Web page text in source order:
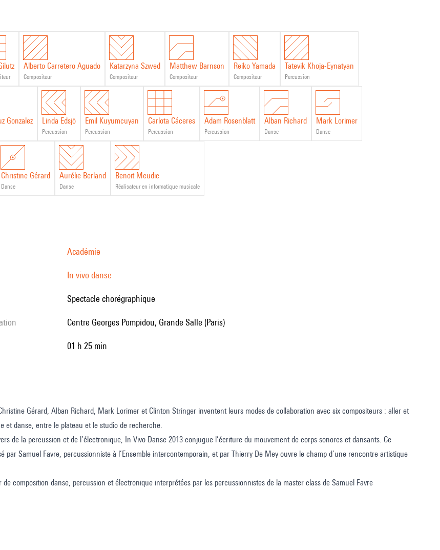
Alberto Carretero Aguado
compositeur
Katarzyna Szwed
compositeur
Matthew Barnson
compositeur
Reiko Yamada
compositeur
Tatevik Khoja-Eynatyan
percussion
Gonzalez Linda Edsjö
percussion
Emil Kuyumcuyan
percussion
Carlota Cáceres
percussion
Adam Rosenblatt
percussion
Alban Richard
danse
Mark Lorimer
danse
Christine Gérard
danse
Aurélie Berland
danse
Benoit Meudic
réalisateur en informatique musicale
Académie
In vivo danse
Spectacle chorégraphique
Centre Georges Pompidou, Grande Salle (Paris)
01 h 25 min
Gérard, Alban Richard, Mark Lorimer et Clinton Stringer inventent leurs modes de collaboration avec six compositeurs : aller et
et danse, entre le plateau et le studio de recherche.
de la percussion et de l’électronique, In Vivo Danse 2013 conjugue l’écriture du mouvement de corps sonores et dansants. Ce
par Samuel Favre, percussionniste à l’Ensemble intercontemporain, et par Thierry De Mey ouvre le champ d’une rencontre artistique
de composition danse, percussion et électronique interprétées par les percussionnistes de la master class de Samuel Favre